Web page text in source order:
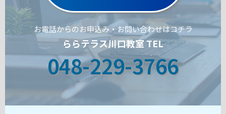
お電話からのお申込み・お問い合わせはコチラ
ららテラス川口教室 TEL
048-229-3766